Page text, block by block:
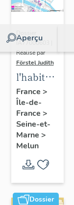
Aperçu
IA77000603 |
Réalisé par
Förstel Judith
l'habitat
à Melun
France >
Île-de-
France >
Seine-et-
Marne >
Melun
Dossier